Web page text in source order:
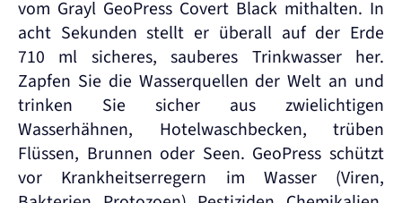
vom Grayl GeoPress Covert Black mithalten. In
acht Sekunden stellt er überall auf der Erde
710 ml sicheres, sauberes Trinkwasser her.
Zapfen Sie die Wasserquellen der Welt an und
trinken Sie sicher aus zwielichtigen
Wasserhähnen, Hotelwaschbecken, trüben
Flüssen, Brunnen oder Seen. GeoPress schützt
vor Krankheitserregern im Wasser (Viren,